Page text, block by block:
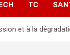
TC
et à la